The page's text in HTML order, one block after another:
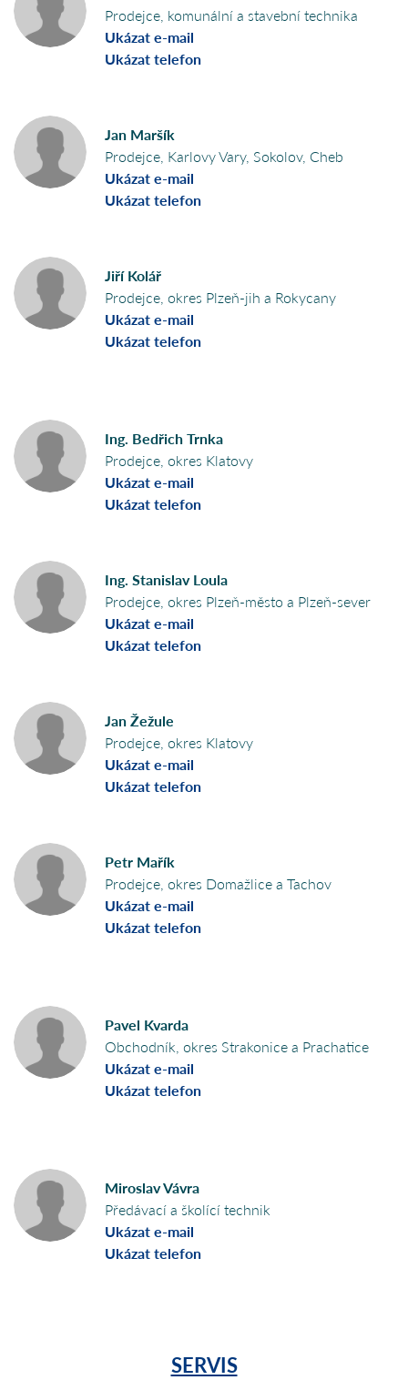
Prodejce, komunální a stavební technika
Ukázat e-mail
Ukázat telefon
Jan Maršík
Prodejce, Karlovy Vary, Sokolov, Cheb
Ukázat e-mail
Ukázat telefon
Jiří Kolář
Prodejce, okres Plzeň-jih a Rokycany
Ukázat e-mail
Ukázat telefon
Ing. Bedřich Trnka
Prodejce, okres Klatovy
Ukázat e-mail
Ukázat telefon
Ing. Stanislav Loula
Prodejce, okres Plzeň-město a Plzeň-sever
Ukázat e-mail
Ukázat telefon
Jan Žežule
Prodejce, okres Klatovy
Ukázat e-mail
Ukázat telefon
Petr Mařík
Prodejce, okres Domažlice a Tachov
Ukázat e-mail
Ukázat telefon
Pavel Kvarda
Obchodník, okres Strakonice a Prachatice
Ukázat e-mail
Ukázat telefon
Miroslav Vávra
Předávací a školící technik
Ukázat e-mail
Ukázat telefon
SERVIS